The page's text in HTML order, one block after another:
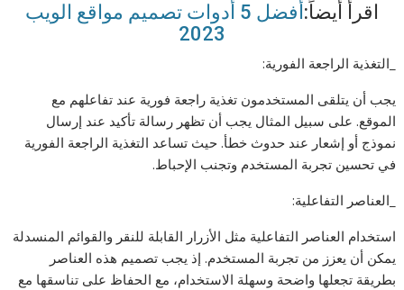
اقرأ أيضاً:
أفضل 5 أدوات تصميم مواقع الويب
2023
_التغذية الراجعة الفورية:
يجب أن يتلقى المستخدمون تغذية راجعة فورية عند تفاعلهم مع
الموقع. على سبيل المثال يجب أن تظهر رسالة تأكيد عند إرسال
نموذج أو إشعار عند حدوث خطأ. حيث تساعد التغذية الراجعة الفورية
في تحسين تجربة المستخدم وتجنب الإحباط.
_العناصر التفاعلية:
استخدام العناصر التفاعلية مثل الأزرار القابلة للنقر والقوائم المنسدلة
يمكن أن يعزز من تجربة المستخدم. إذ يجب تصميم هذه العناصر
بطريقة تجعلها واضحة وسهلة الاستخدام، مع الحفاظ على تناسقها مع